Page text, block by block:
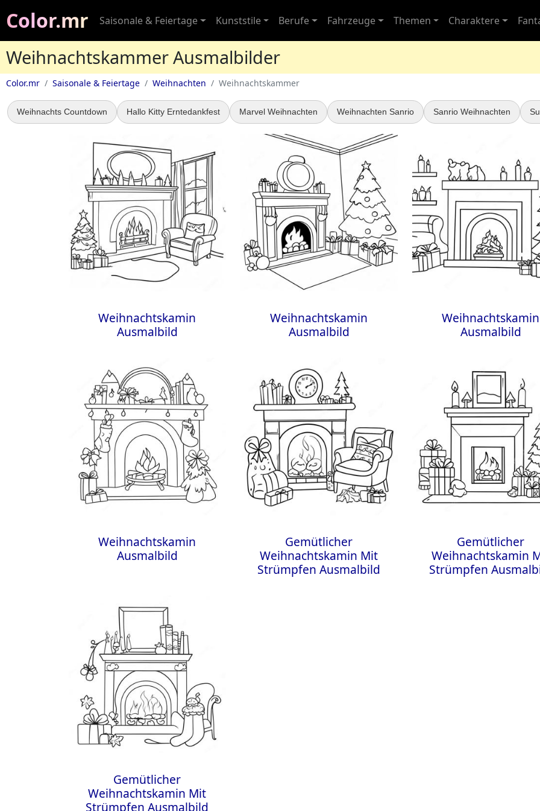
Color.mr Saisonale & Feiertage Kunststile Berufe Fahrzeuge Themen Charaktere
Weihnachtskammer Ausmalbilder
Color.mr Saisonale & Feiertage Weihnachten Weihnachtskammer
Weihnachts Countdown Hallo Kitty Erntedankfest Marvel Weihnachten Weihnachten Sanrio Sanrio Weihnachten
Weihnachtskamin
Ausmalbild
Weihnachtskamin
Ausmalbild
Weihnachtskamin
Ausmalbild
Weihnachtskamin
Ausmalbild
Gemütlicher
Weihnachtskamin Mit
Strümpfen Ausmalbild
Gemütlicher
Weihnachtskamin
Strümpfen
Gemütlicher
Weihnachtskamin Mit
Strümpfen Ausmalbild